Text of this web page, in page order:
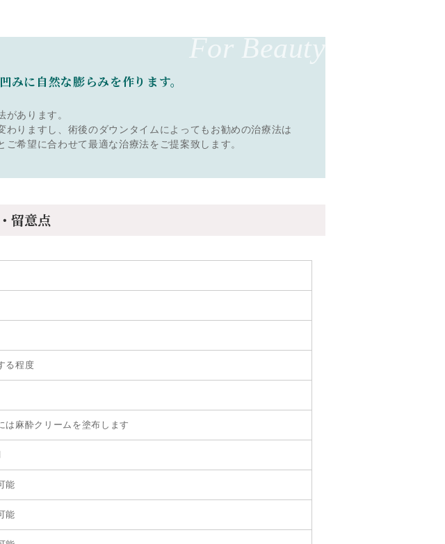
For Beauty
みに 自然な膨らみを作ります。
があります。
わりますし、術後のダウンタイムによってもお勧めの治療法は
希望に合わせて最適な治療法をご提案致します。
留意点
る程度
は麻酔クリームを塗布します
能
能